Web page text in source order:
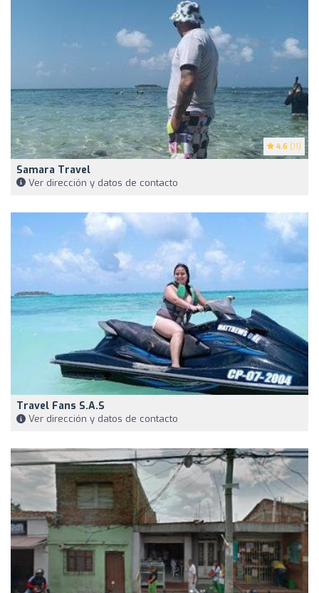
4.6 (11)
Samara Travel
Ver dirección y datos de contacto
Travel Fans S.A.S
Ver dirección y datos de contacto